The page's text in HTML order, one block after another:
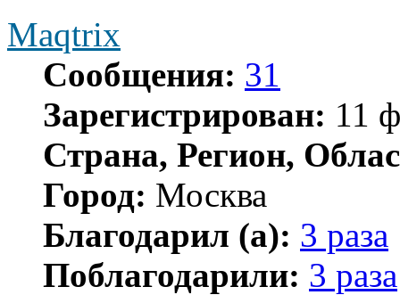
Maqtrix
Сообщения: 31
Зарегистрирован: 11
Страна, Регион,
Город: Москва
Благодарил (а): 3 раза
Поблагодарили: 3 раза